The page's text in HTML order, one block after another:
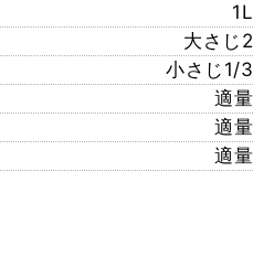
1L
大さじ2
小さじ1/3
適量
適量
適量